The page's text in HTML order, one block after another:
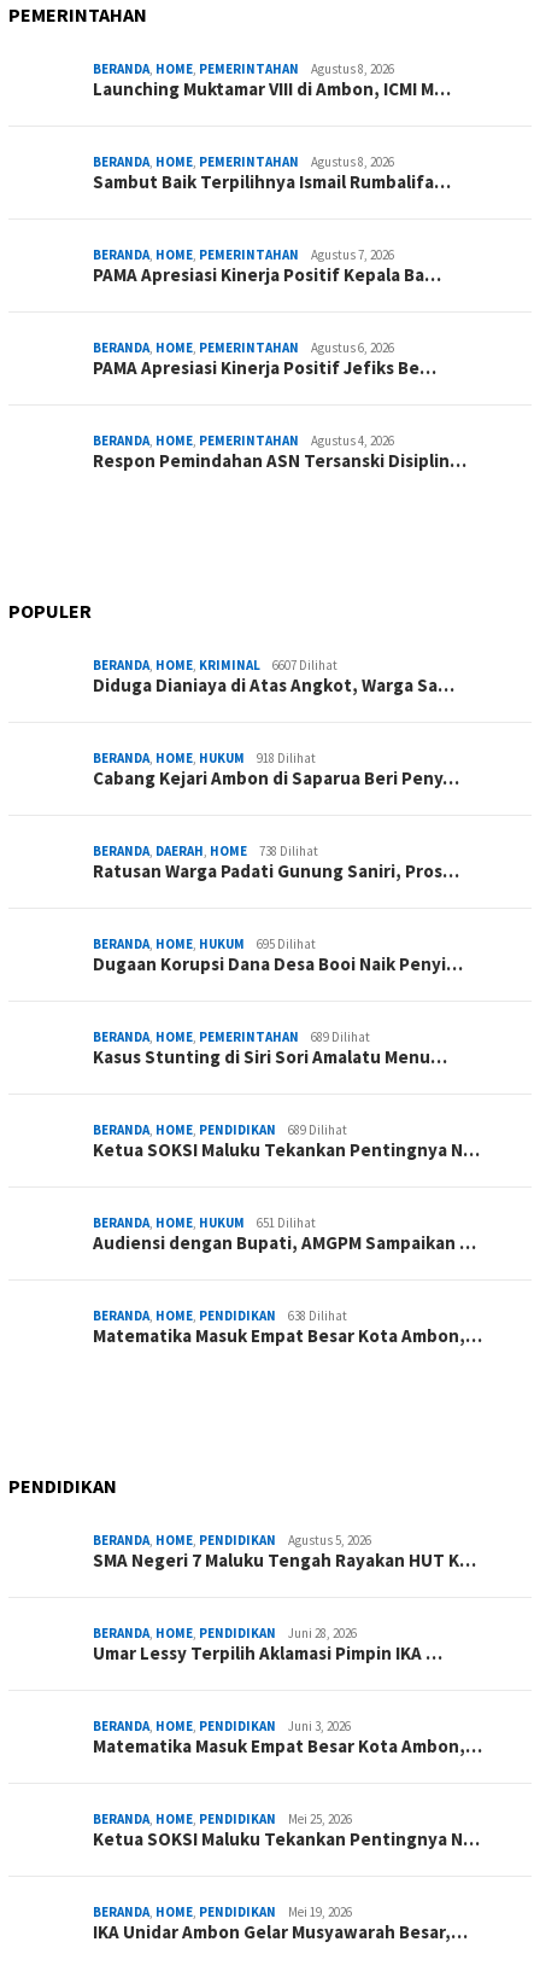
PEMERINTAHAN
BERANDA, HOME, PEMERINTAHAN Agustus 8, 2026
Launching Muktamar VIII di Ambon, ICMI M…
BERANDA, HOME, PEMERINTAHAN Agustus 8, 2026
Sambut Baik Terpilihnya Ismail Rumbalifa…
BERANDA, HOME, PEMERINTAHAN Agustus 7, 2026
PAMA Apresiasi Kinerja Positif Kepala Ba…
BERANDA, HOME, PEMERINTAHAN Agustus 6, 2026
PAMA Apresiasi Kinerja Positif Jefiks Be…
BERANDA, HOME, PEMERINTAHAN Agustus 4, 2026
Respon Pemindahan ASN Tersanski Disiplin…
POPULER
BERANDA, HOME, KRIMINAL 6607 Dilihat
Diduga Dianiaya di Atas Angkot, Warga Sa…
BERANDA, HOME, HUKUM 918 Dilihat
Cabang Kejari Ambon di Saparua Beri Peny…
BERANDA, DAERAH, HOME 738 Dilihat
Ratusan Warga Padati Gunung Saniri, Pros…
BERANDA, HOME, HUKUM 695 Dilihat
Dugaan Korupsi Dana Desa Booi Naik Penyi…
BERANDA, HOME, PEMERINTAHAN 689 Dilihat
Kasus Stunting di Siri Sori Amalatu Menu…
BERANDA, HOME, PENDIDIKAN 689 Dilihat
Ketua SOKSI Maluku Tekankan Pentingnya N…
BERANDA, HOME, HUKUM 651 Dilihat
Audiensi dengan Bupati, AMGPM Sampaikan …
BERANDA, HOME, PENDIDIKAN 638 Dilihat
Matematika Masuk Empat Besar Kota Ambon,…
PENDIDIKAN
BERANDA, HOME, PENDIDIKAN Agustus 5, 2026
SMA Negeri 7 Maluku Tengah Rayakan HUT K…
BERANDA, HOME, PENDIDIKAN Juni 28, 2026
Umar Lessy Terpilih Aklamasi Pimpin IKA …
BERANDA, HOME, PENDIDIKAN Juni 3, 2026
Matematika Masuk Empat Besar Kota Ambon,…
BERANDA, HOME, PENDIDIKAN Mei 25, 2026
Ketua SOKSI Maluku Tekankan Pentingnya N…
BERANDA, HOME, PENDIDIKAN Mei 19, 2026
IKA Unidar Ambon Gelar Musyawarah Besar,…